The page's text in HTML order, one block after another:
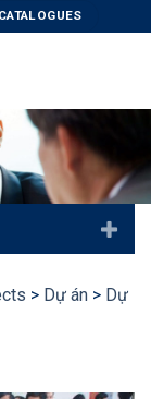
> Dự án > Dự